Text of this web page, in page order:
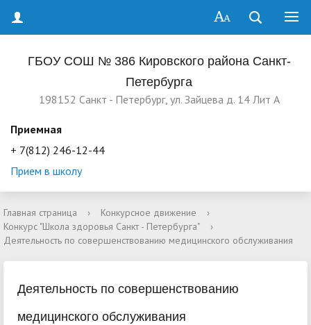
ГБОУ СОШ № 386 Кировского района Санкт-
Петербурга
198152 Санкт - Петербург, ул. Зайцева д. 14 Лит А
Приемная
+ 7(812) 246-12-44
Прием в школу
Главная страница › Конкурсное движение
›
Конкурс "Школа здоровья Санкт - Петербурга"
›
Деятельность по совершенствованию медицинского обслуживания
Деятельность по совершенствованию
медицинского обслуживания